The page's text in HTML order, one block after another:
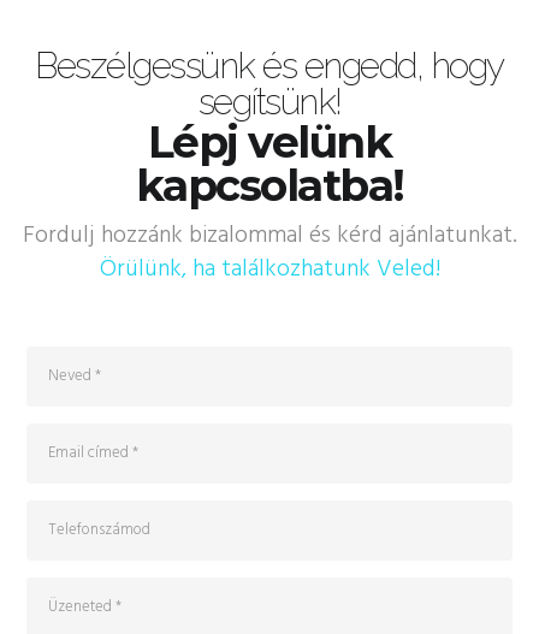
Beszélgessünk és engedd, hogy
segítsünk!
Lépj velünk
kapcsolatba!
Fordulj hozzánk bizalommal és kérd ajánlatunkat.
Örülünk, ha találkozhatunk Veled!